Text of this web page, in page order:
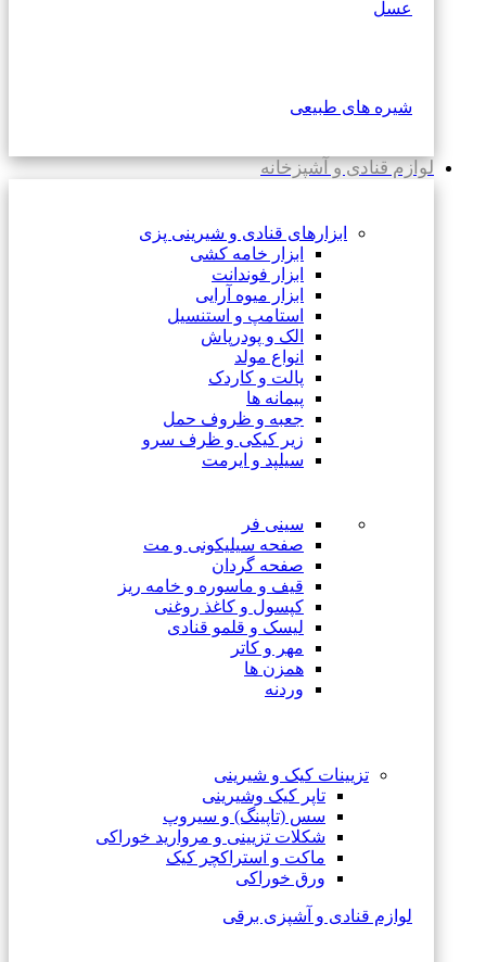
عسل
شیره های طبیعی
لوازم قنادی و آشپزخانه
ابزارهای قنادی و شیرینی پزی
ابزار خامه کشی
ابزار فوندانت
ابزار میوه آرایی
استامپ و استنسیل
الک و پودرپاش
انواع مولد
پالت و کاردک
پیمانه ها
جعبه و ظروف حمل
زیر کیکی و ظرف سرو
سیلپد و ایرمت
سینی فر
صفحه سیلیکونی و مت
صفحه گردان
قیف و ماسوره و خامه ریز
کپسول و کاغذ روغنی
لیسک و قلمو قنادی
مهر و کاتر
همزن ها
وردنه
تزیینات کیک و شیرینی
تاپر کیک وشیرینی
سس (تاپینگ) و سیروپ
شکلات تزیینی و مروارید خوراکی
ماکت و استراکچر کیک
ورق خوراکی
لوازم قنادی و آشپزی برقی